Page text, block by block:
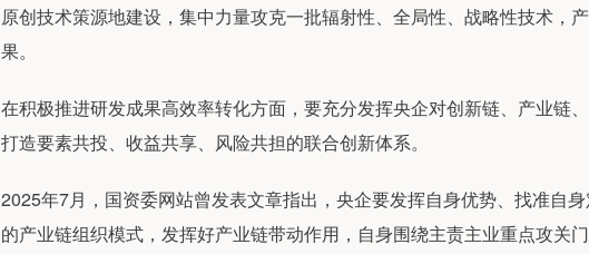
原创技术策源地建设，集中力量攻克一批辐射性、全局性、战略性技术，
果。
在积极推进研发成果高效率转化方面，要充分发挥央企对创新链、产业链
打造要素共投、收益共享、风险共担的联合创新体系。
2025年7月，国资委网站曾发表文章指出，央企要发挥自身优势、找准自
的产业链组织模式，发挥好产业链带动作用，自身围绕主责主业重点攻关